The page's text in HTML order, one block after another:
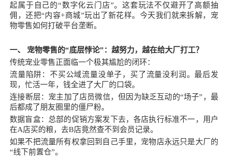
起属于自己的“数字化云门店”。这套玩法不仅避开了高额抽
佣，还把“内容+商城”玩出了新花样。今天我们就来拆解，宠
物零售如何打破平台垄断。
一、 宠物零售的“底层悖论”：越努力，越在给大厂打工？
传统宠业零售正面临一个极其尴尬的闭环：
流量陷阱：不买公域流量没单子，买了流量没利润。最后发
现，忙活一年，钱全进了大厂的口袋。
连接断层：宠主加了店员微信，但因为缺乏互动的“场子”，最
后都成了朋友圈里的僵尸粉。
数据盲盒：总部的促销方案发下去，各店执行标准不一，用户
在A店买的粮，去B店竟然查不到会员记录。
如果不把流量所有权拿回到自己手里，宠物店永远只是大厂的
“线下前置仓”。